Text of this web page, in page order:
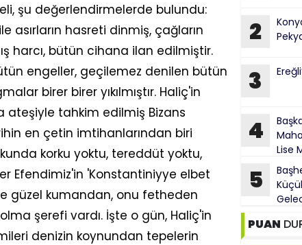
şu değerlendirmelerde bulundu:
asırların hasreti dinmiş, çağların
harcı, bütün cihana ilan edilmiştir.
engeller, geçilemez denilen bütün
birer birer yıkılmıştır. Haliç'in
ateşiyle tahkim edilmiş Bizans
en çetin imtihanlarından biri
korku yoktu, tereddüt yoktu,
Efendimiz'in 'Konstantiniyye elbet
güzel kumandan, onu fetheden
şerefi vardı. İşte o gün, Haliç'in
denizin koynundan tepelerin
2
3
4
Lise
Ediyoruz”
5
PUAN